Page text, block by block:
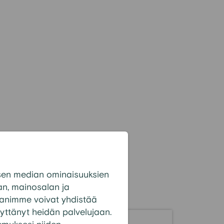
median ominaisuuksien
mainosalan ja
voivat yhdistää
heidän palvelujaan.